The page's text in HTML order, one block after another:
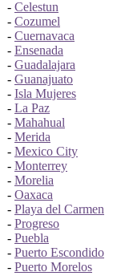
- Celestun
- Cozumel
- Cuernavaca
- Ensenada
- Guadalajara
- Guanajuato
- Isla Mujeres
- La Paz
- Mahahual
- Merida
- Mexico City
- Monterrey
- Morelia
- Oaxaca
- Playa del Carmen
- Progreso
- Puebla
- Puerto Escondido
- Puerto Morelos